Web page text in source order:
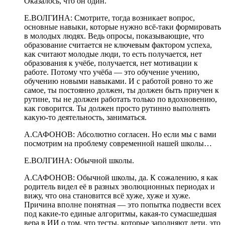
Е.ВОЛГИНА: Смотрите, тогда возникает вопрос,
основные навыки, которые нужно всё-таки формировать
в молодых людях. Ведь опросы, показывающие, что
образование считается не ключевым фактором успеха,
как считают молодые люди, то есть получается, нет
образования к учёбе, получается, нет мотивации к
работе. Потому что учёба — это обучение учению,
обучению новыми навыками. И с работой ровно то же
самое, ты постоянно должен, ты должен быть приучен к
рутине, ты не должен работать только по вдохновению,
как говорится. Ты должен просто рутинно выполнять
какую-то деятельность, заниматься.
А.САФОНОВ: Абсолютно согласен. Но если мы с вами
посмотрим на проблему современной нашей школы…
Е.ВОЛГИНА: Обычной школы.
А.САФОНОВ: Обычной школы, да. К сожалению, я как
родитель видел её в разных эволюционных периодах и
вижу, что она становится всё хуже, хуже и хуже.
Причина вполне понятная — это попытка подвести всех
под какие-то единые алгоритмы, какая-то сумасшедшая
вера в ИИ о том, что тесты, которые заполняют дети, это